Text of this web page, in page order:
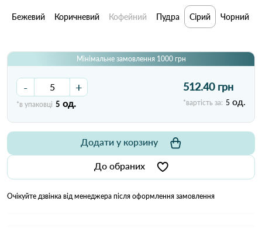
Бежевий Коричневий Кофейний Пудра Сірий Чорний
Мінімальне замовлення 1000 грн
- +
*в упаковці 5 од.
512.40 грн
*вартість за: 5 од.
До обраних
Додати у корзину
Очікуйте дзвінка від менеджера після оформлення замовлення